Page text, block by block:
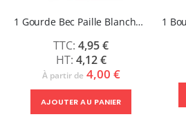
1 Gourde Bec Paille Blanche ou Grise - ZING
4,95 €
4,12 €
À partir de 4,00 €
AJOUTER AU PANIER